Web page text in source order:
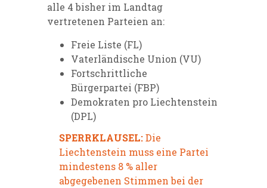
alle 4 bisher im Landtag
vertretenen Parteien an:
Freie Liste (FL)
Vaterländische Union (VU)
Fortschrittliche
Bürgerpartei (FBP)
Demokraten pro Liechtenstein
(DPL)
SPERRKLAUSEL:Die
Liechtenstein muss eine Partei
mindestens 8 % aller
abgegebenen Stimmen bei der